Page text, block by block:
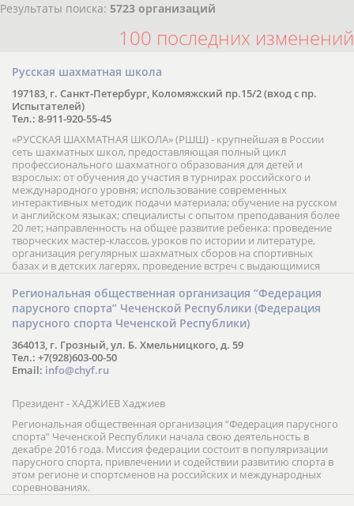
Результаты поиска: 5723 организаций
100 последних изменений
Русская шахматная школа
197183, г. Санкт-Петербург, Коломяжский пр.15/2 (вход с пр.
Испытателей)
Тел.: 8-911-920-55-45
«РУССКАЯ ШАХМАТНАЯ ШКОЛА» (РШШ) - крупнейшая в России
сеть шахматных школ, предоставляющая полный цикл
профессионального шахматного образования для детей и
взрослых: от обучения до участия в турнирах российского и
международного уровня; использование современных
интерактивных методик подачи материала; обучение на русском
и английском языках; специалисты с опытом преподавания более
20 лет; направленность на общее развитие ребенка: проведение
творческих мастер-классов, уроков по истории и литературе,
организация регулярных шахматных сборов на спортивных
базах и в детских лагерях, проведение встреч с выдающимися
шахматистами; корпоративное обучение; онлайн обучение в
форме вебинаров и индивидуальных занятий, круглые столы
российских и международных тренеров, организация фестивалей;
онлайн трансляция мероприятий и турниров.
Региональная общественная организация “Федерация
парусного спорта” Чеченской Республики (Федерация
парусного спорта Чеченской Республики)
364013, г. Грозный, ул. Б. Хмельницкого, д. 59
Тел.: +7(928)603-00-50
Email: info@chyf.ru
Президент - ХАДЖИЕВ Хаджиев
Региональная общественная организация “Федерация парусного
спорта” Чеченской Республики начала свою деятельность в
декабре 2016 года. Миссия федерации состоит в популяризации
парусного спорта, привлечении и содействии развитию спорта в
этом регионе и спортсменов на российских и международных
соревнованиях.